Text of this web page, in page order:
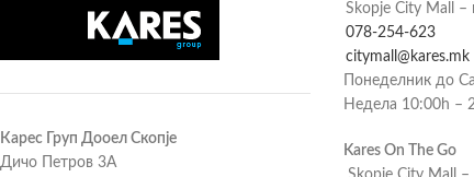
Карес Груп Дооел Скопје
Дичо Петров 3А
Skopje City Mall –
078-254-623
citymall@kares.mk
Понеделник до
Недела 10:00h –
Kares On The Go